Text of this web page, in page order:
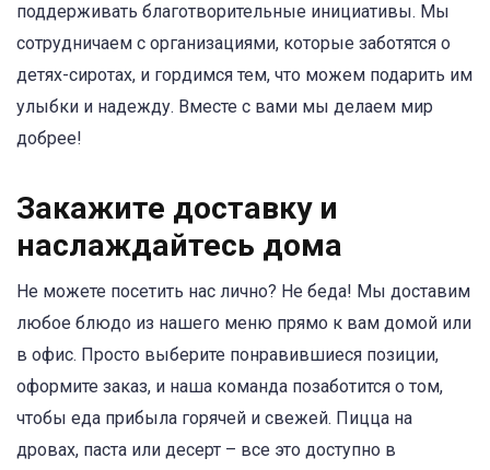
поддерживать благотворительные инициативы. Мы
сотрудничаем с организациями, которые заботятся о
детях-сиротах, и гордимся тем, что можем подарить им
улыбки и надежду. Вместе с вами мы делаем мир
добрее!
Закажите доставку и
наслаждайтесь дома
Не можете посетить нас лично? Не беда! Мы доставим
любое блюдо из нашего меню прямо к вам домой или
в офис. Просто выберите понравившиеся позиции,
оформите заказ, и наша команда позаботится о том,
чтобы еда прибыла горячей и свежей. Пицца на
дровах, паста или десерт – все это доступно в